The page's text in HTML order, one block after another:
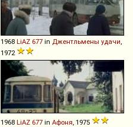
1968 LiAZ 677 in Джентльмены удачи
1972
1968 LiAZ 677 in Афоня , 1975